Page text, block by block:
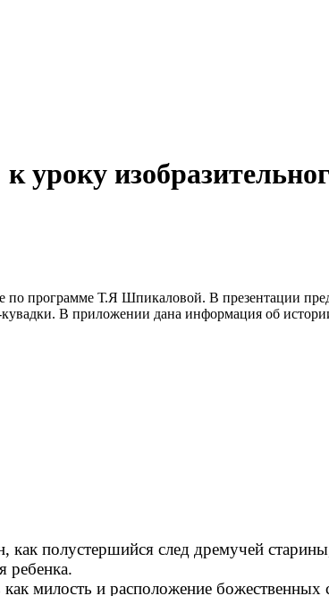
по программе Т.Я Шпикаловой. В презентации
В приложении дана информация об
полустершийся след дремучей
ребенка.
милость и расположение